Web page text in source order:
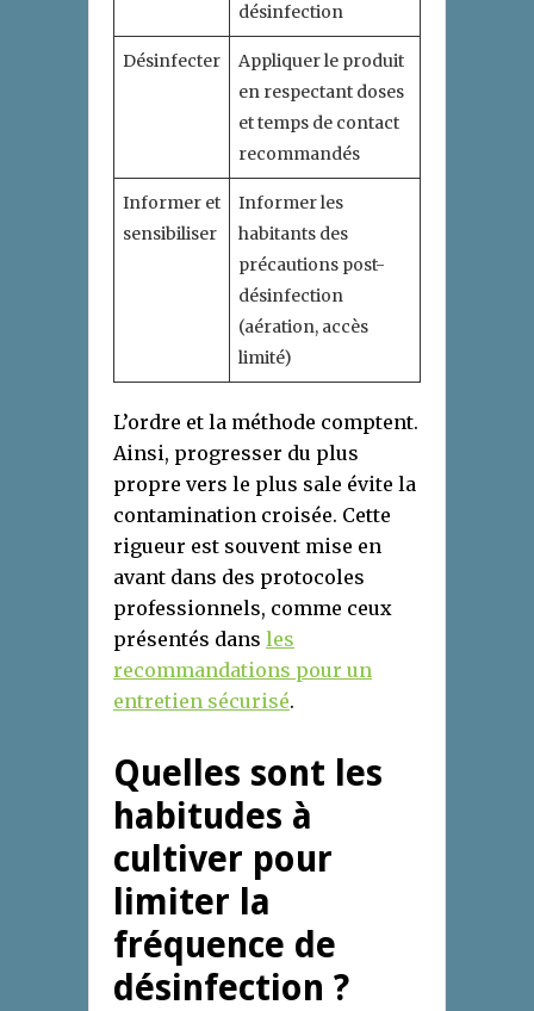
désinfection
Désinfecter
Appliquer le produit
en respectant doses
et temps de contact
recommandés
Informer et
sensibiliser
Informer les
habitants des
précautions post-
désinfection
(aération, accès
limité)
L’ordre et la méthode comptent.
Ainsi, progresser du plus
propre vers le plus sale évite la
contamination croisée. Cette
rigueur est souvent mise en
avant dans des protocoles
professionnels, comme ceux
présentés dans les
recommandations pour un
entretien sécurisé.
Quelles sont les
habitudes à
cultiver pour
limiter la
fréquence de
désinfection ?